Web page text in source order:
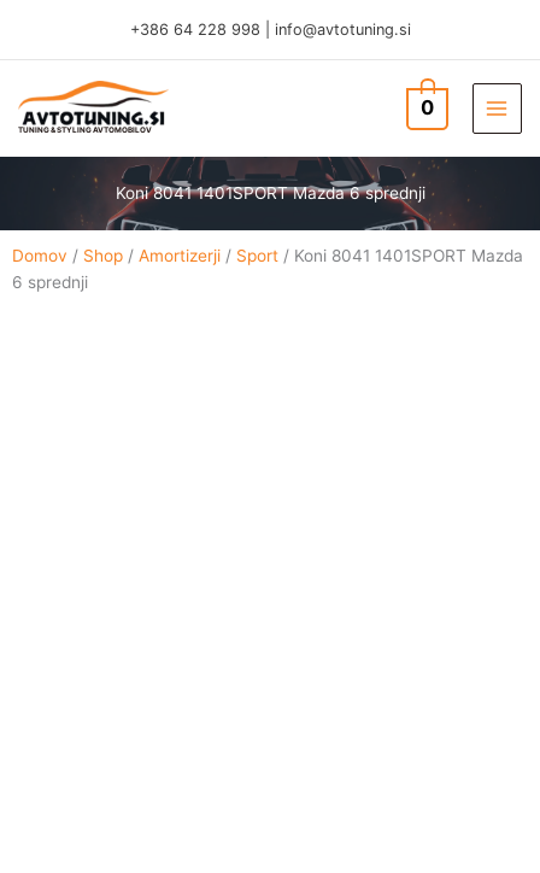
content
+386 64 228 998 info@avtotuning.si
TUNING & STYLING AVTOMOBILOV
0
Koni 8041 1401SPORT Mazda 6 sprednji
Domov / Shop / Amortizerji / Sport / Koni 8041 1401SPORT Mazda
6 sprednji